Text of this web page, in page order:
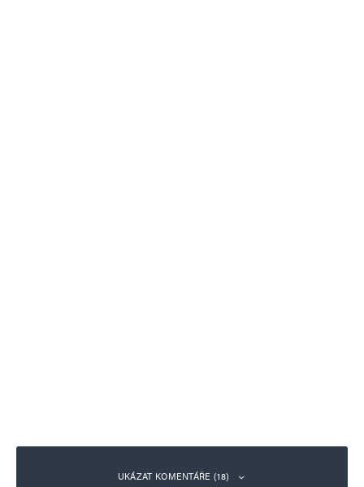
UKÁZAT KOMENTÁŘE (18)